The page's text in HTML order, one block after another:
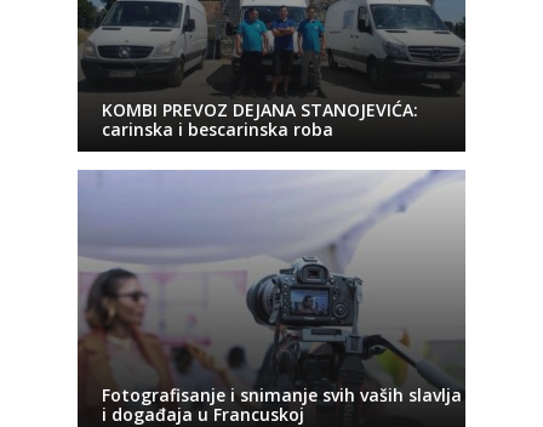
KOMBI PREVOZ DEJANA STANOJEVIĆA:
carinska i bescarinska roba
Fotografisanje i snimanje svih vaših slavlja
i događaja u Francuskoj